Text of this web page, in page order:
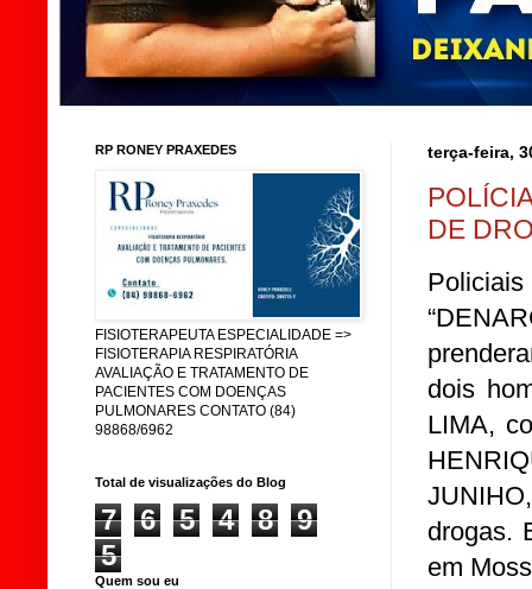
terça-feira,
DE
dois
LIMA,
JUNIHO,
drogas.
em
RP RONEY PRAXEDES
FISIOTERAPEUTA ESPECIALIDADE =>
FISIOTERAPIA RESPIRATÓRIA
AVALIAÇÃO E TRATAMENTO DE
PACIENTES COM DOENÇAS
PULMONARES CONTATO (84)
98868/6962
Total de visualizações do Blog
7 6 5 4 8
9
5
Quem sou eu